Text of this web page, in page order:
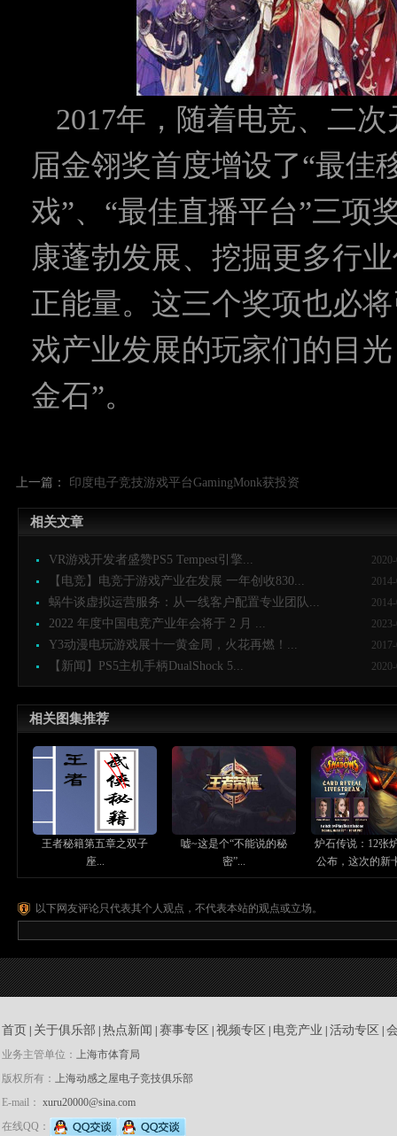
2017年，随着电竞、二
届金翎奖首度增设了“最佳
戏”、“最佳直播平台”三项
康蓬勃发展、挖掘更多行
正能量。这三个奖项也必
戏产业发展的玩家们的目
金石”。
上一篇： 印度电子竞技游戏平台GamingMonk获投资
相关文章
VR游戏开发者盛赞PS5 Tempest引擎...
【电竞】电竞于游戏产业在发展 一年创收830...
蜗牛谈虚拟运营服务：从一线客户配置专业团队...
2022 年度中国电竞产业年会将于 2 月 ...
Y3动漫电玩游戏展十一黄金周，火花再燃！...
【新闻】PS5主机手柄DualShock 5...
相关图集推荐
王者秘籍第五章之双子
座...
嘘~这是个“不能说的秘
密”...
炉石传说：12张
公布，这次的新
以下网友评论只代表其个人观点，不代表本站的观点或立场。
首页 关于俱乐部 热点新闻 赛事专区 视频专区 电竞产业 活动专区
业务主管单位： 上海市体育局
版权所有： 上海动感之屋电子竞技俱乐部
E-mail： xuru20000@sina.com
在线QQ：